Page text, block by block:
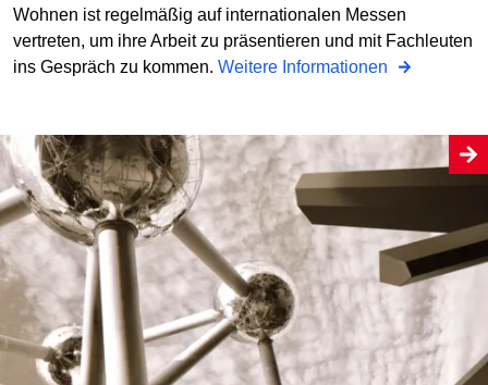
Wohnen ist regelmäßig auf internationalen Messen
vertreten, um ihre Arbeit zu präsentieren und mit Fachleuten
ins Gespräch zu kommen. Weitere Informationen